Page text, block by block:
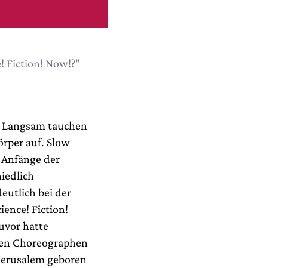
Fiction! Now!?"
tauchen
auf. Slow
der
bei der
Fiction!
hatte
Choreographen
geboren